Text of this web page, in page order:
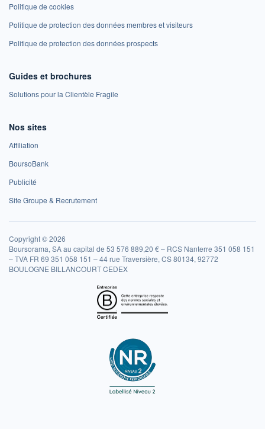
Politique de cookies
Politique de protection des données membres et visiteurs
Politique de protection des données prospects
Guides et brochures
Solutions pour la Clientèle Fragile
Nos sites
Affiliation
BoursoBank
Publicité
Site Groupe & Recrutement
Copyright © 2026
Boursorama, SA au capital de 53 576 889,20 € – RCS Nanterre 351 058 151
– TVA FR 69 351 058 151 – 44 rue Traversière, CS 80134, 92772
BOULOGNE BILLANCOURT CEDEX